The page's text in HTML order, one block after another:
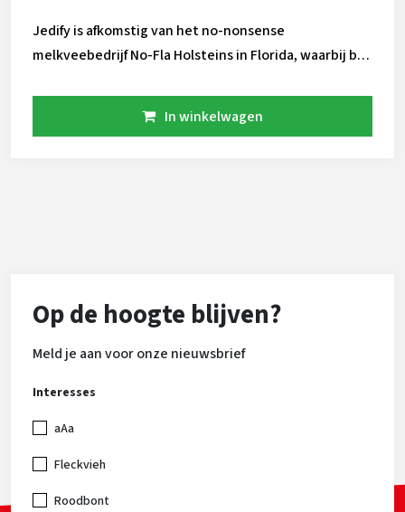
Jedify is afkomstig van het no-nonsense
melkveebedrijf No-Fla Holsteins in Florida, waarbij bij
uit een AltaGenuity, die onopvallende, duurzame
In winkelwagen
Op de hoogte blijven?
Meld je aan voor onze nieuwsbrief
Interesses
aAa
Fleckvieh
Roodbont